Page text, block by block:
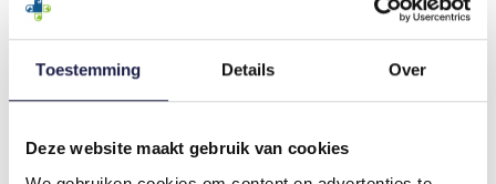
Toestemming Details Over
Deze website maakt gebruik van cookies
werden kann. Sie können die Kapsel im Ganzen
verabreichen, aber es wird empfohlen, die Kapsel
zu öffnen und das Pulver unter das Futter zu
mischen.
DOSIERUNG VON ZYLKENE PLUS
Zylkene Plus muss nur einmal pro Tag verabreicht